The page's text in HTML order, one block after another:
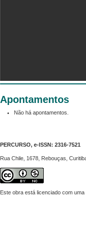
Apontamentos
Não há apontamentos.
PERCURSO, e-ISSN:2316-7521
Rua Chile, 1678, Rebouças,
Este obra está licenciado com